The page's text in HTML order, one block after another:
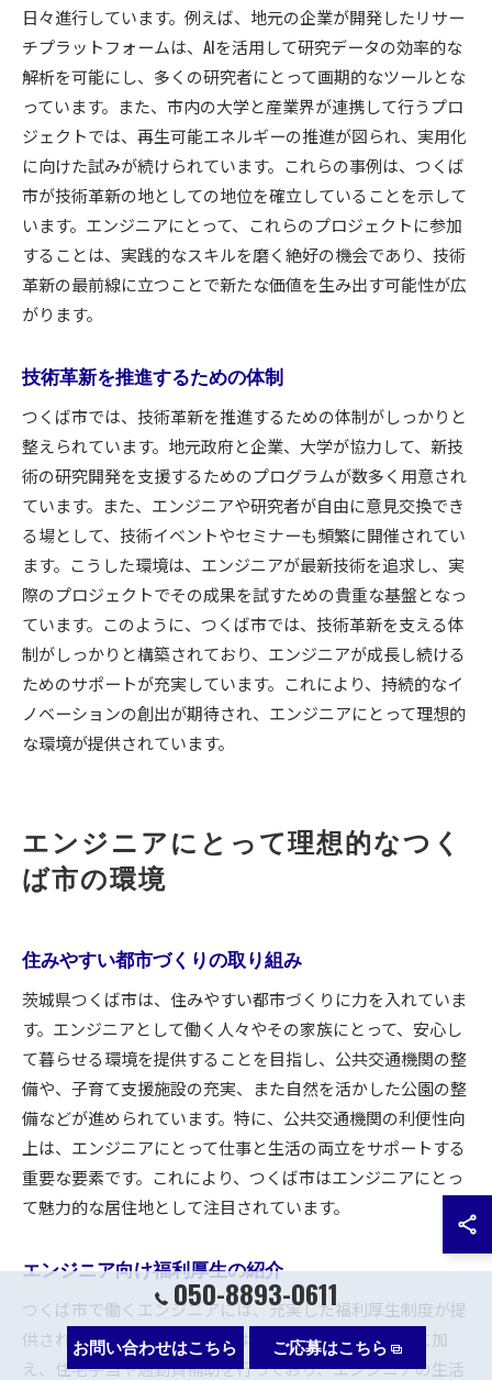
日々進行しています。例えば、地元の企業が開発したリサー
チプラットフォームは、AIを活用して研究データの効率的な
解析を可能にし、多くの研究者にとって画期的なツールとな
っています。また、市内の大学と産業界が連携して行うプロ
ジェクトでは、再生可能エネルギーの推進が図られ、実用化
に向けた試みが続けられています。これらの事例は、つくば
市が技術革新の地としての地位を確立していることを示して
います。エンジニアにとって、これらのプロジェクトに参加
することは、実践的なスキルを磨く絶好の機会であり、技術
革新の最前線に立つことで新たな価値を生み出す可能性が広
がります。
技術革新を推進するための体制
つくば市では、技術革新を推進するための体制がしっかりと
整えられています。地元政府と企業、大学が協力して、新技
術の研究開発を支援するためのプログラムが数多く用意され
ています。また、エンジニアや研究者が自由に意見交換でき
る場として、技術イベントやセミナーも頻繁に開催されてい
ます。こうした環境は、エンジニアが最新技術を追求し、実
際のプロジェクトでその成果を試すための貴重な基盤となっ
ています。このように、つくば市では、技術革新を支える体
制がしっかりと構築されており、エンジニアが成長し続ける
ためのサポートが充実しています。これにより、持続的なイ
ノベーションの創出が期待され、エンジニアにとって理想的
な環境が提供されています。
エンジニアにとって理想的なつく
ば市の環境
住みやすい都市づくりの取り組み
茨城県つくば市は、住みやすい都市づくりに力を入れていま
す。エンジニアとして働く人々やその家族にとって、安心し
て暮らせる環境を提供することを目指し、公共交通機関の整
備や、子育て支援施設の充実、また自然を活かした公園の整
備などが進められています。特に、公共交通機関の利便性向
上は、エンジニアにとって仕事と生活の両立をサポートする
重要な要素です。これにより、つくば市はエンジニアにとっ
て魅力的な居住地として注目されています。
エンジニア向け福利厚生の紹介
つくば市で働くエンジニアには、充実した福利厚生制度が提
供されています。地域の企業は、健康保険や年金制度に加
え、住宅手当や通勤費補助を行っており、エンジニアの生活
050-8893-0611
お問い合わせはこちら ご応募はこちら